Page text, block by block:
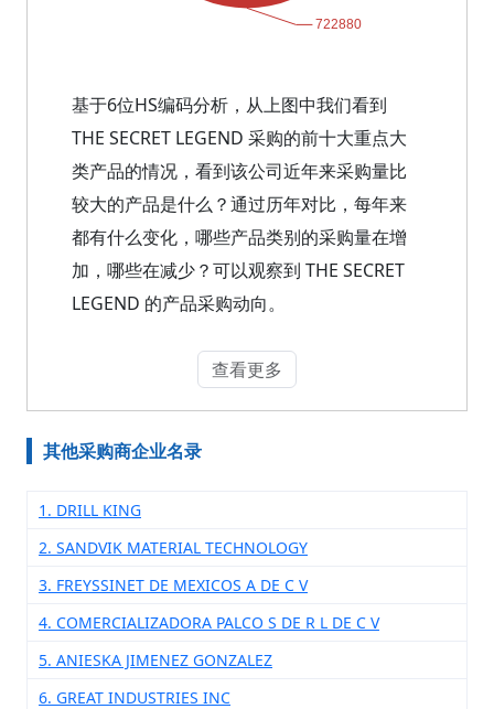
基于6位HS编码分析，从上图中我们看到
THE SECRET LEGEND 采购的前十大重点大
类产品的情况，看到该公司近年来采购量比
较大的产品是什么？通过历年对比，每年来
都有什么变化，哪些产品类别的采购量在增
加，哪些在减少？可以观察到 THE SECRET
LEGEND 的产品采购动向。
查看更多
其他采购商企业名录
1. DRILL KING
2. SANDVIK MATERIAL TECHNOLOGY
3. FREYSSINET DE MEXICOS A DE C V
4. COMERCIALIZADORA PALCO S DE R L DE C V
5. ANIESKA JIMENEZ GONZALEZ
6. GREAT INDUSTRIES INC